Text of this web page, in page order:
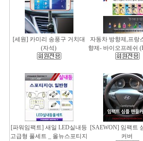
[세원] 카미리 송풍구 거치대
(자석)
자동차 방향제,프랑
향제- 바이오프레쉬
[파워임팩트] 새일 LED실내등
고급형 풀세트 _ 올뉴스포티지
[SAEWON] 임팩트
커버